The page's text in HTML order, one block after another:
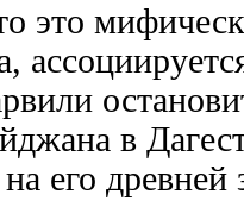
это
в
его древней